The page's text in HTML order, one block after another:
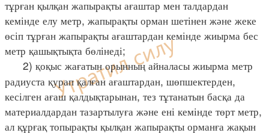
тұрған қылқан жапырақты ағаштар мен талдардан
кемінде елу метр, жапырақты орман шетінен және жеке
өсіп тұрған жапырақты ағаштардан кемінде жиырма бес
метр қашықтықта бөлінеді;
2) қоқыс жағатын орынның айналасы жиырма метр
радиуста қурап қалған ағаштардан, шөпшектерден,
кесілген ағаш қалдықтарынан, тез тұтанатын басқа да
материалдардан тазартылуға және ені кемінде төрт метр,
ал құрғақ топырақты қылқан жапырақты орманға жақын